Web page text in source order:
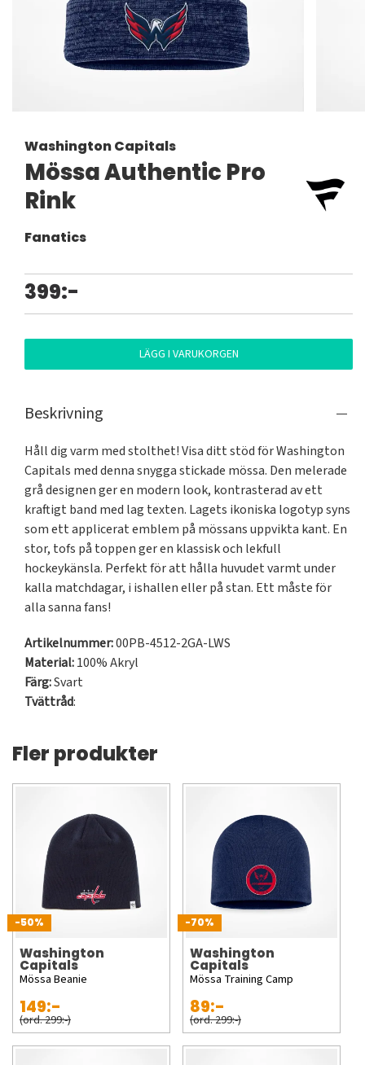
Washington Capitals
Mössa Authentic Pro
Rink
Fanatics
399:-
LÄGG I VARUKORGEN
Beskrivning
Håll dig varm med stolthet! Visa ditt stöd för Washington
Capitals med denna snygga stickade mössa. Den melerade
grå designen ger en modern look, kontrasterad av ett
kraftigt band med lag texten. Lagets ikoniska logotyp syns
som ett applicerat emblem på mössans uppvikta kant. En
stor, tofs på toppen ger en klassisk och lekfull
hockeykänsla. Perfekt för att hålla huvudet varmt under
kalla matchdagar, i ishallen eller på stan. Ett måste för
alla sanna fans!
Artikelnummer:00PB-4512-2GA-LWS
Material:100% Akryl
Färg:Svart
Tvättråd:
Fler produkter
-50%
Washington
Capitals
Mössa Beanie
149:-
(ord. 299:-)
-70%
Washington
Capitals
Mössa Training Camp
89:-
(ord. 299:-)